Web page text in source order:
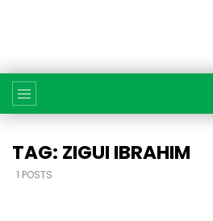
TAG: ZIGUI IBRAHIM
1 POSTS